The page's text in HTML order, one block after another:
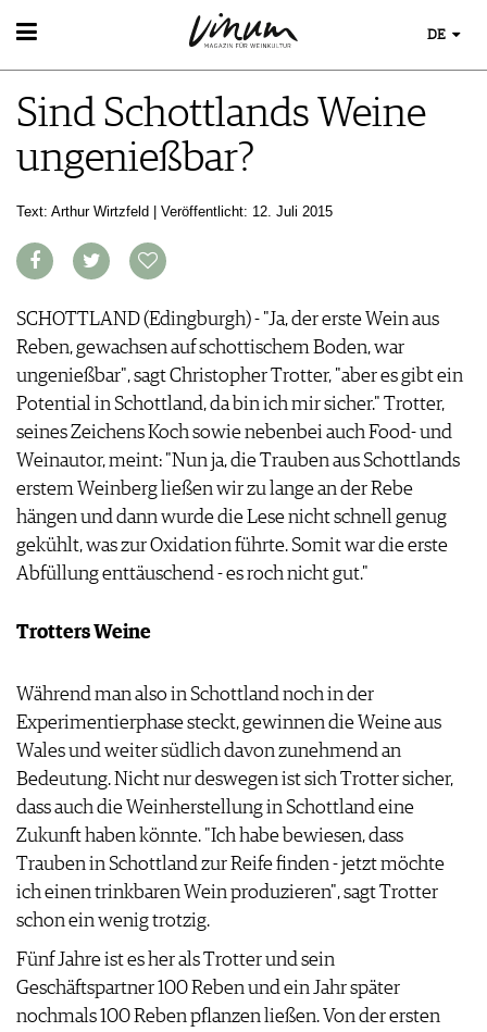
WEIN
WEINSUCHE
GUIDE WEINGÜTER
WINETRADECLUB
WEINE DES MONATS
TRINKREIFETABELLE
UNIQUE WINERIES
WEINWISSEN
WEINREGIONEN
WEINLEXIKON
WEINGESCHICHTE
INFOGRAFIKEN
NEWS
EVENTS
EVENT-BILDER
ESSEN & TRINKEN
FOOD PAIRING TIPPS
FOOD PAIRING TABELLE
REZEPTE
HOTSPOTS
WEINREISEN
MAGAZIN
DOSSIER
WINEGUIDES
KLARTEXT
EXTRAS
ABO
AUSGABE
ARCHIV
VORTEILSWELT
MEDIATHEK
APPS
VIDEOS
BILDSTRECKEN
BÜCHER
NEWS
WEINWIRTSCHAFT
VINOPHILES
ARCHIV
ANMELDEN
AWARDS
VORTEILSWELT
TRINKREIFETABELLE
ABO
WEINSUCHE
NEWSLETTER
WINE TRADE CLUB
REDAKTION
JOBS
WERBUNG
IMPRESSUM
AGB & DATENSCHUTZ
FAQ
DE
Sind Schottlands Weine
ungenießbar?
Text: Arthur Wirtzfeld | Veröffentlicht: 12. Juli 2015
SCHOTTLAND (Edingburgh) - "Ja, der erste Wein aus
Reben, gewachsen auf schottischem Boden, war
ungenießbar", sagt Christopher Trotter, "aber es gibt ein
Potential in Schottland, da bin ich mir sicher." Trotter,
seines Zeichens Koch sowie nebenbei auch Food- und
Weinautor, meint: "Nun ja, die Trauben aus Schottlands
erstem Weinberg ließen wir zu lange an der Rebe
hängen und dann wurde die Lese nicht schnell genug
gekühlt, was zur Oxidation führte. Somit war die erste
Abfüllung enttäuschend - es roch nicht gut."
Trotters Weine
Während man also in Schottland noch in der
Experimentierphase steckt, gewinnen die Weine aus
Wales und weiter südlich davon zunehmend an
Bedeutung. Nicht nur deswegen ist sich Trotter sicher,
dass auch die Weinherstellung in Schottland eine
Zukunft haben könnte. "Ich habe bewiesen, dass
Trauben in Schottland zur Reife finden - jetzt möchte
ich einen trinkbaren Wein produzieren", sagt Trotter
schon ein wenig trotzig.
Fünf Jahre ist es her als Trotter und sein
Geschäftspartner 100 Reben und ein Jahr später
nochmals 100 Reben pflanzen ließen. Von der ersten